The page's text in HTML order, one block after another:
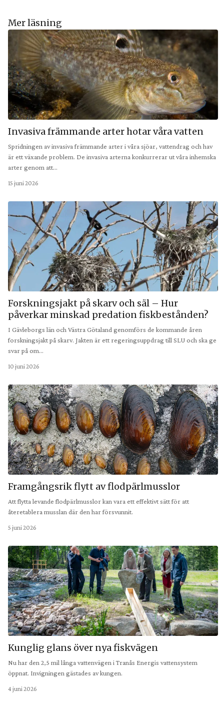
Mer läsning
Invasiva främmande arter hotar våra vatten
Spridningen av invasiva främmande arter i våra sjöar, vattendrag och hav
är ett växande problem. De invasiva arterna konkurrerar ut våra inhemska
arter genom att…
15 juni 2026
Forskningsjakt på skarv och säl – Hur
påverkar minskad predation fiskbestånden?
I Gävleborgs län och Västra Götaland genomförs de kommande åren
forskningsjakt på skarv. Jakten är ett regeringsuppdrag till SLU och ska ge
svar på om…
10 juni 2026
Framgångsrik flytt av flodpärlmusslor
Att flytta levande flodpärlmusslor kan vara ett effektivt sätt för att
återetablera musslan där den har försvunnit.
5 juni 2026
Kunglig glans över nya fiskvägen
Nu har den 2,5 mil långa vattenvägen i Tranås Energis vattensystem
öppnat. Invigningen gästades av kungen.
4 juni 2026